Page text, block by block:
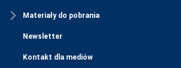
Materiały do pobrania
Newsletter
Kontakt dla mediów